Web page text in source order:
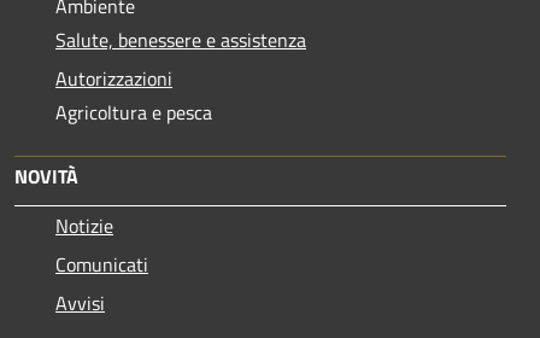
Ambiente
Salute, benessere e assistenza
Autorizzazioni
Agricoltura e pesca
NOVITÀ
Notizie
Comunicati
Avvisi